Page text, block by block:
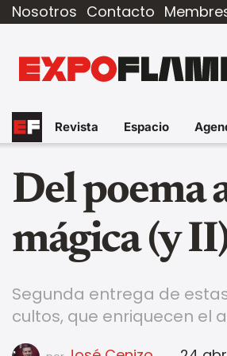
Nosotros Contacto
Revista Espacio
Del poema
mágica (y
Segunda entrega de
cultos, que enriquecen el